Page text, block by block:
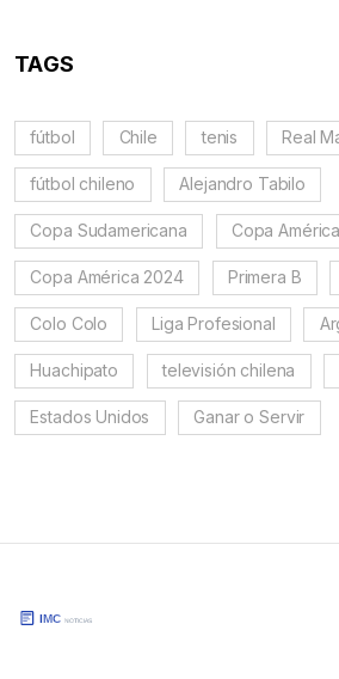
TAGS
fútbol Chile tenis Real
fútbol chileno Alejandro Tabilo
Copa Sudamericana Copa América
Copa América 2024 Primera B
Colo Colo Liga Profesional
Huachipato televisión chilena
Estados Unidos Ganar o Servir